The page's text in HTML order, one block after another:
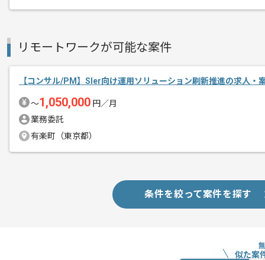
リモートワークが可能な案件
【コンサル/PM】SIer向け運用ソリューション刷新推進の求人・
〜1,050,000 円／月
業務委託
有楽町（東京都）
条件を絞って案件を探す
似た案